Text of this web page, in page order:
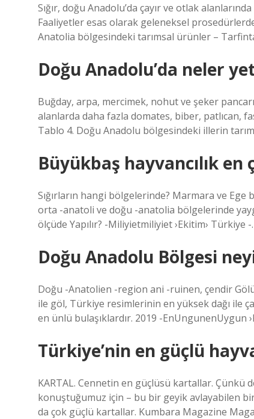
Sığır, doğu Anadolu’da çayır ve otlak
Faaliyetler esas olarak geleneksel
Anatolia bölgesindeki tarımsal ürünler –
Doğu Anadolu’da neler
Buğday, arpa, mercimek, nohut ve şeker
alanlarda daha fazla domates, biber, patlıcan,
Tablo 4. Doğu Anadolu bölgesindeki illerin tarım
Büyükbaş hayvancılık en
Sığırların hangi bölgelerinde? Marmara ve
orta -anatoli ve doğu -anatolia bölgelerinde
ölçüde Yapılır? -Miliyietmiliyiet ›Ekitim›
Doğu Anadolu Bölgesi
Doğu -Anatolien -region ani -ruinen, çendir
ile göl, Türkiye resimlerinin en yüksek dağı ile
en ünlü bulaşıklardır. 2019 -EnUngunenUygun
Türkiye’nin en güçlü
KARTAL. Cennetin en güçlüsü kartallar. Çünkü
konuştuğumuz için – bu bir geyik avlayabilen
da çok güçlü kartallar. Kumbara Magazine